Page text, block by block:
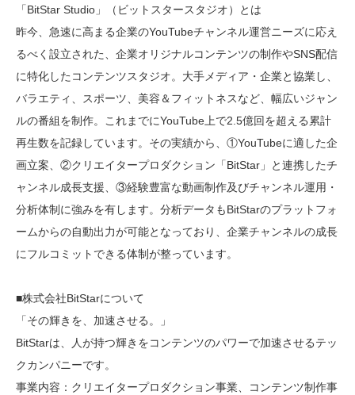
「BitStar Studio」（ビットスタースタジオ）とは
昨今、急速に高まる企業のYouTubeチャンネル運営ニーズに応え
るべく設立された、企業オリジナルコンテンツの制作やSNS配信
に特化したコンテンツスタジオ。大手メディア・企業と協業し、
バラエティ、スポーツ、美容＆フィットネスなど、幅広いジャン
ルの番組を制作。これまでにYouTube上で2.5億回を超える累計
再生数を記録しています。その実績から、①YouTubeに適した企
画立案、②クリエイタープロダクション「BitStar」と連携したチ
ャンネル成長支援、③経験豊富な動画制作及びチャンネル運用・
分析体制に強みを有します。分析データもBitStarのプラットフォ
ームからの自動出力が可能となっており、企業チャンネルの成長
にフルコミットできる体制が整っています。
■株式会社BitStarについて
「その輝きを、加速させる。」
BitStarは、人が持つ輝きをコンテンツのパワーで加速させるテッ
クカンパニーです。
事業内容：クリエイタープロダクション事業、コンテンツ制作事